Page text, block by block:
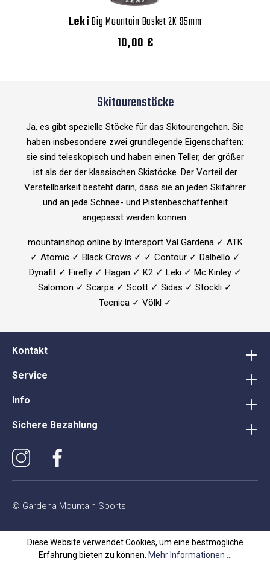
LekiBig Mountain Basket 2K 95mm
10,00 €
Skitourenstöcke
Ja, es gibt spezielle Stöcke für das Skitourengehen. Sie
haben insbesondere zwei grundlegende Eigenschaften:
sie sind teleskopisch und haben einen Teller, der größer
ist als der der klassischen Skistöcke. Der Vorteil der
Verstellbarkeit besteht darin, dass sie an jeden Skifahrer
und an jede Schnee- und Pistenbeschaffenheit
angepasst werden können.
mountainshop.online by Intersport Val Gardena ✓ ATK
✓ Atomic ✓ Black Crows ✓ ✓ Contour ✓ Dalbello ✓
Dynafit ✓ Firefly ✓ Hagan ✓ K2 ✓ Leki ✓ Mc Kinley ✓
Salomon ✓ Scarpa ✓ Scott ✓ Sidas ✓ Stöckli ✓
Tecnica ✓ Völkl ✓
Kontakt
Service
Info
Sichere Bezahlung
© Gardena Mountain Sports
Diese Website verwendet Cookies, um eine bestmögliche
Erfahrung bieten zu können. Mehr Informationen ...